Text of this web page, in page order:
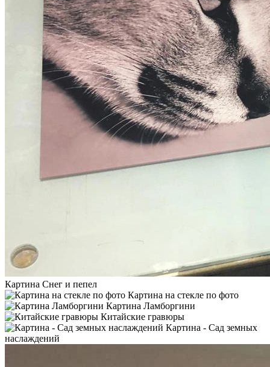
Картина Снег и пепел
Картина на стекле по фото
Картина Ламборгини
Китайские гравюры
Картина - Сад земных
наслаждений